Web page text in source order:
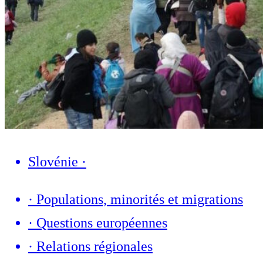
Slovénie ·
· Populations, minorités et migrations
· Questions européennes
· Relations régionales